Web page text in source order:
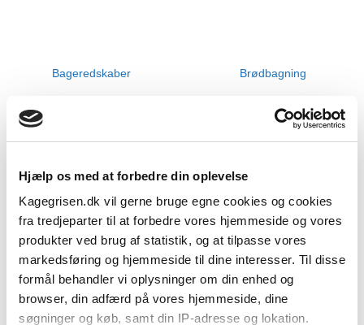
Hjælp os med at forbedre din oplevelse
Kagegrisen.dk vil gerne bruge egne cookies og cookies
fra tredjeparter til at forbedre vores hjemmeside og vores
produkter ved brug af statistik, og at tilpasse vores
markedsføring og hjemmeside til dine interesser. Til disse
formål behandler vi oplysninger om din enhed og
browser, din adfærd på vores hjemmeside, dine
søgninger og køb, samt din IP-adresse og lokation.
Bageredskaber Brødbagning
Krymmel Udstikkere